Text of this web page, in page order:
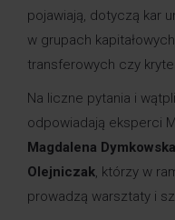
pojawiają, dotyczą kar
w grupach
transferowych czy
Na liczne pytania i
odpowiadają eksperci
Magdalena Dymkowska
Olejniczak, którzy w
prowadzą warsztaty i